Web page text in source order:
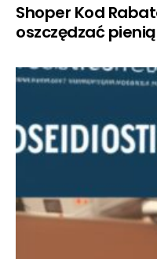
Shoper Kod
oszczędzać